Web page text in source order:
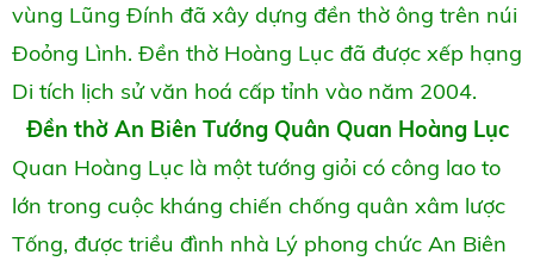
vùng Lũng Đính đã xây dựng đền thờ ông trên núi
Đoỏng Lình. Đền thờ Hoàng Lục đã được xếp hạng
Di tích lịch sử văn hoá cấp tỉnh vào năm 2004.
Đền thờ An Biên Tướng Quân Quan Hoàng Lục
Quan Hoàng Lục là một tướng giỏi có công lao to
lớn trong cuộc kháng chiến chống quân xâm lược
Tống, được triều đình nhà Lý phong chức An Biên